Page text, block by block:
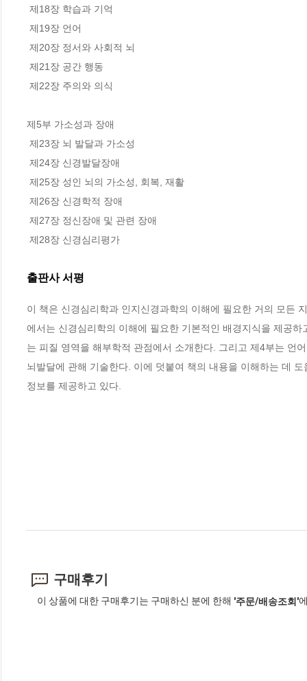
제5부 가소성과 장애
제28장 신경심리평가
출판사 서평
이 책은 신경심리학과 인지신경과학의 이해에 필요한 거의 모든
에서는 신경심리학의 이해에 필요한 기본적인 배경지식을 제공
는 피질 영역을 해부학적 관점에서 소개한다. 그리고 제4부는 언
뇌발달에 관해 기술한다. 이에 덧붙여 책의 내용을 이해하는 데
정보를 제공하고 있다.
구매후기
이 상품에 대한 구매후기는 구매하신 분에 한해 '주문/배송조회'